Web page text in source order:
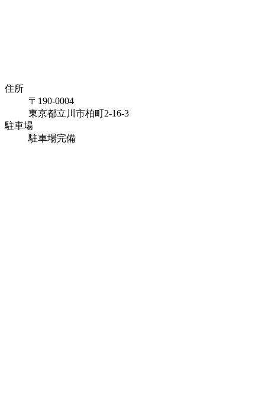
住所
〒190-0004
東京都立川市柏町2-16-3
駐車場
駐車場完備